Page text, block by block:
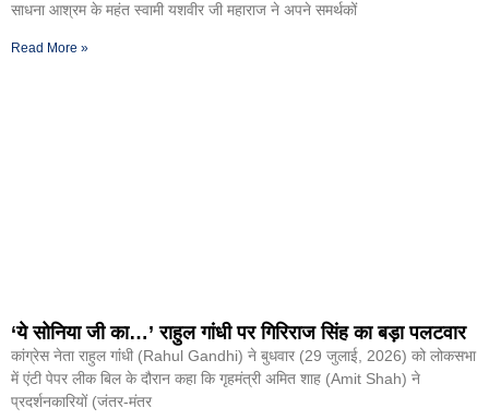
साधना आश्रम के महंत स्वामी यशवीर जी महाराज ने अपने समर्थकों
Read More »
‘ये सोनिया जी का…’ राहुल गांधी पर गिरिराज सिंह का बड़ा पलटवार
कांग्रेस नेता राहुल गांंधी (Rahul Gandhi) ने बुधवार (29 जुलाई, 2026) को लोकसभा
में एंटी पेपर लीक बिल के दौरान कहा कि गृहमंत्री अमित शाह (Amit Shah) ने
प्रदर्शनकारियों (जंतर-मंतर